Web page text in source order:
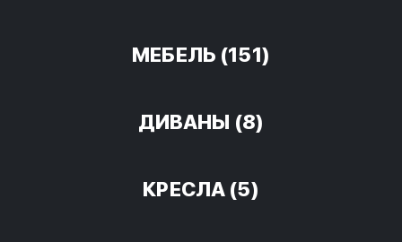
МЕБЕЛЬ (151)
ДИВАНЫ (8)
КРЕСЛА (5)